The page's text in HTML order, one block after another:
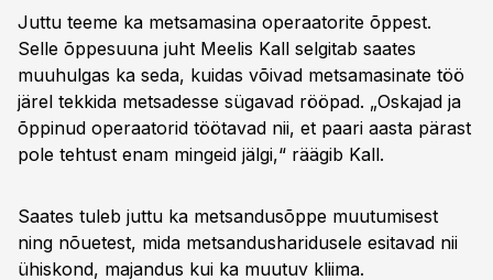
Juttu teeme ka metsamasina operaatorite õppest.
Selle õppesuuna juht Meelis Kall selgitab saates
muuhulgas ka seda, kuidas võivad metsamasinate töö
järel tekkida metsadesse sügavad rööpad. „Oskajad ja
õppinud operaatorid töötavad nii, et paari aasta pärast
pole tehtust enam mingeid jälgi,“ räägib Kall.
Saates tuleb juttu ka metsandusõppe muutumisest
ning nõuetest, mida metsandusharidusele esitavad nii
ühiskond, majandus kui ka muutuv kliima.